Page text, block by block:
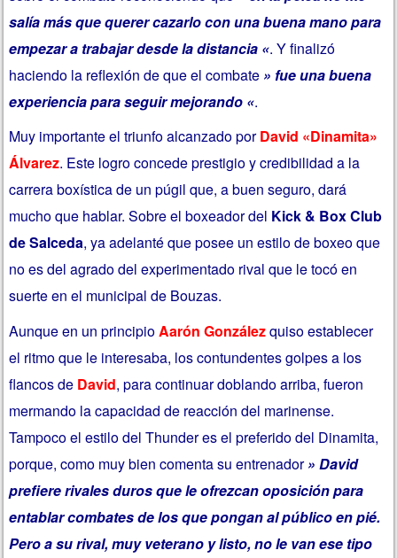
salía más que querer cazarlo con una buena mano para
empezar a trabajar desde la distancia «. Y finalizó
haciendo la reflexión de que el combate » fue una buena
experiencia para seguir mejorando «.
Muy importante el triunfo alcanzado porDavid «Dinamita»
Álvarez. Este logro concede prestigio y credibilidad a la
carrera boxística de un púgil que, a buen seguro, dará
mucho que hablar. Sobre el boxeador del Kick & Box Club
de Salceda, ya adelanté que posee un estilo de boxeo que
no es del agrado del experimentado rival que le tocó en
suerte en el municipal de Bouzas.
Aunque en un principioAarón Gonzálezquiso establecer
el ritmo que le interesaba, los contundentes golpes a los
flancos de David, para continuar doblando arriba, fueron
mermando la capacidad de reacción del marinense.
Tampoco el estilo del Thunder es el preferido del Dinamita,
porque, como muy bien comenta su entrenador» David
prefiere rivales duros que le ofrezcan oposición para
entablar combates de los que pongan al público en pié.
Pero a su rival, muy veterano y listo, no le van ese tipo